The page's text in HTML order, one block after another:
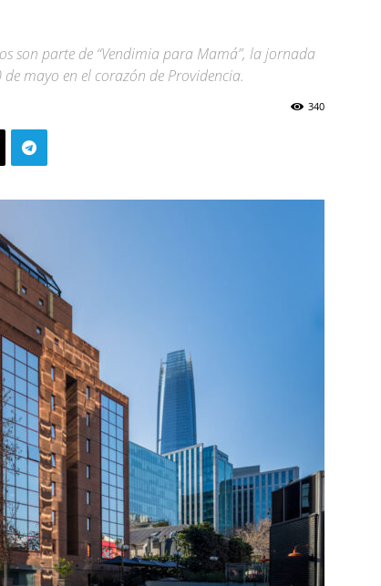
son parte de “Vendimia para Mamá”, la jornada
mayo en el corazón de Providencia.
340